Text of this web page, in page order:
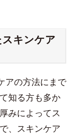
キンケア
アの方法にまで
知る方も多か
みによってス
、スキンケア